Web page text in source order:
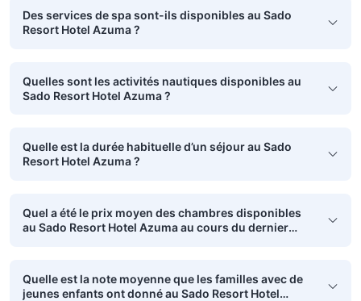
Des services de spa sont-ils disponibles au Sado
Resort Hotel Azuma ?
Quelles sont les activités nautiques disponibles au
Sado Resort Hotel Azuma ?
Quelle est la durée habituelle d’un séjour au Sado
Resort Hotel Azuma ?
Quel a été le prix moyen des chambres disponibles
au Sado Resort Hotel Azuma au cours du dernier
Quelle est la note moyenne que les familles avec de
jeunes enfants ont donné au Sado Resort Hotel